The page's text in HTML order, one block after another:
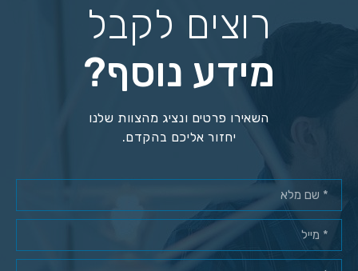
רוצים לקבל
מידע נוסף?
השאירו פרטים ונציג מהצוות שלנו
יחזור אליכם בהקדם.